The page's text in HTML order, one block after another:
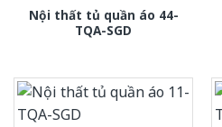
Nội thất tủ quần áo 44-
TQA-SGD